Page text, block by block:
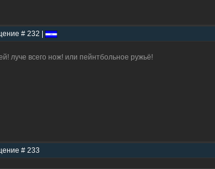
# 232 |
луче всего нож! или пейнтбольное ружьё!
# 233